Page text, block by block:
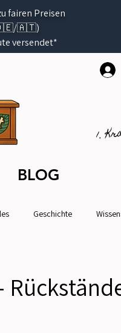
fairen Preisen
(🇩🇪/🇦🇹)
versendet*
1.
BLOG
Geschichte